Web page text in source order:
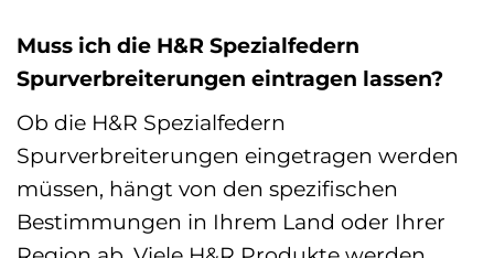
Muss ich die H&R Spezialfedern
Spurverbreiterungen eintragen lassen?
Ob die H&R Spezialfedern
Spurverbreiterungen eingetragen werden
müssen, hängt von den spezifischen
Bestimmungen in Ihrem Land oder Ihrer